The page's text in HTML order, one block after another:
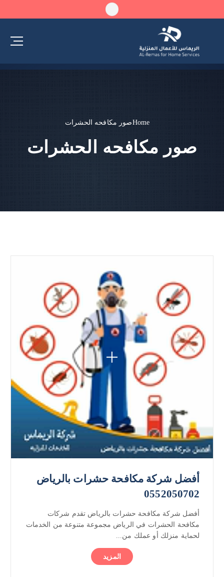
Homeصور مكافحه الحشرات
صور مكافحه الحشرات
أفضل شركة مكافحة حشرات بالرياض
0552050702
أفضل شركة مكافحة حشرات بالرياض تقدم شركات
مكافحة الحشرات في الرياض مجموعة متنوعة من الخدمات
لحماية منزلك أو عملك من...
المزيد